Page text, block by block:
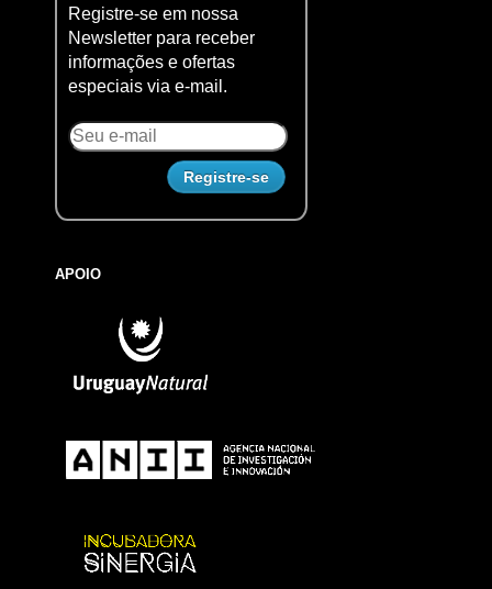
Registre-se em nossa
Newsletter para receber
informações e ofertas
especiais via e-mail.
APOIO